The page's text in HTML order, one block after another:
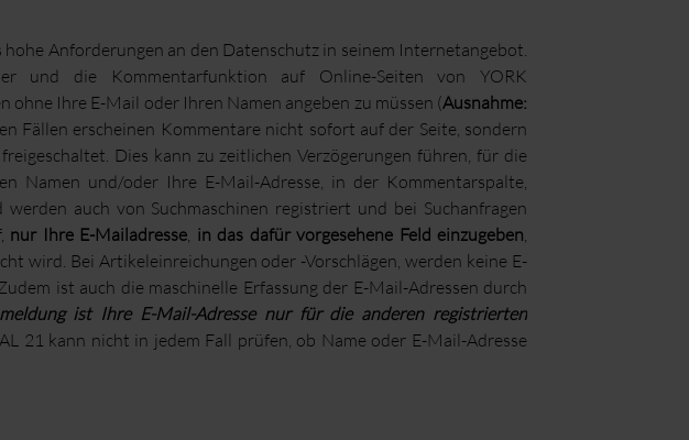
Anforderungen an den Datenschutz in seinem Internetangebot.
und die Kommentarfunktion auf Online-Seiten von YORK
ohne Ihre E-Mail oder Ihren Namen angeben zu müssen (Ausnahme:
Fällen erscheinen Kommentare nicht sofort auf der Seite, sondern
Dies kann zu zeitlichen Verzögerungen führen, für die
Namen und/oder Ihre E-Mail-Adresse, in der Kommentarspalte,
auch von Suchmaschinen registriert und bei Suchanfragen
nur Ihre E-Mailadresse, in das dafür vorgesehene Feld einzugeben,
wird. Bei Artikeleinreichungen oder -Vorschlägen, werden keine E-
ist auch die maschinelle Erfassung der E-Mail-Adressen durch
ist Ihre E-Mail-Adresse nur für die anderen registrierten
21 kann nicht in jedem Fall prüfen, ob Name oder E-Mail-Adresse